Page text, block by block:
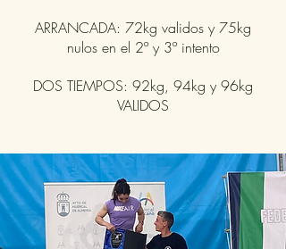
ARRANCADA: 72kg validos y 75kg
nulos en el 2º y 3º intento
DOS TIEMPOS: 92kg, 94kg y 96kg
VALIDOS